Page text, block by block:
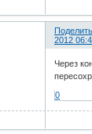
2012
Через
0